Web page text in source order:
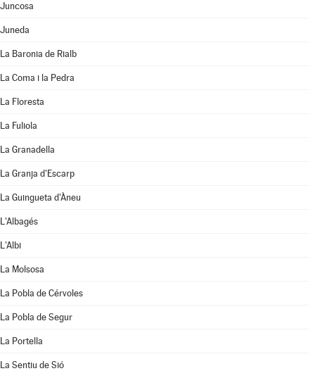
Juncosa
Juneda
La Baronia de Rialb
La Coma i la Pedra
La Floresta
La Fuliola
La Granadella
La Granja d'Escarp
La Guingueta d'Àneu
L'Albagés
L'Albi
La Molsosa
La Pobla de Cérvoles
La Pobla de Segur
La Portella
La Sentiu de Sió